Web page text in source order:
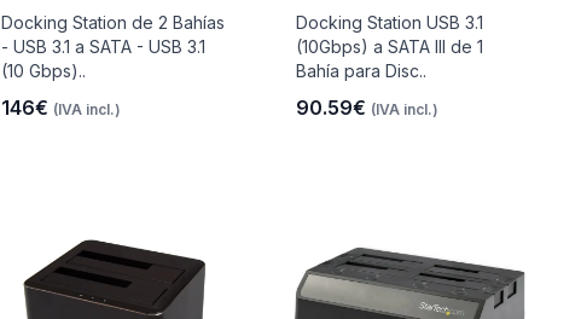
Docking Station de 2 Bahías
- USB 3.1 a SATA - USB 3.1
(10 Gbps)..
146€ (IVA incl.)
Docking Station USB 3.1
(10Gbps) a SATA III de 1
Bahía para Disc..
90.59€ (IVA incl.)